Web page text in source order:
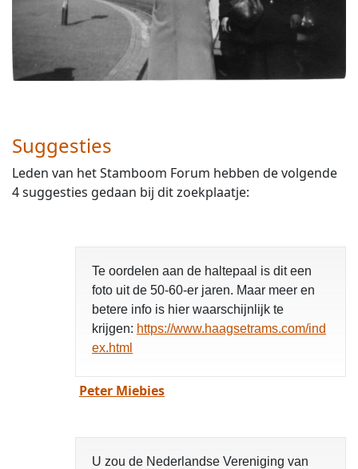
Suggesties
Leden van het Stamboom Forum hebben de volgende
4 suggesties gedaan bij dit zoekplaatje:
Te oordelen aan de haltepaal is dit een
foto uit de 50-60-er jaren. Maar meer en
betere info is hier waarschijnlijk te
krijgen: https://www.haagsetrams.com/ind
ex.html
Peter Miebies
U zou de Nederlandse Vereniging van